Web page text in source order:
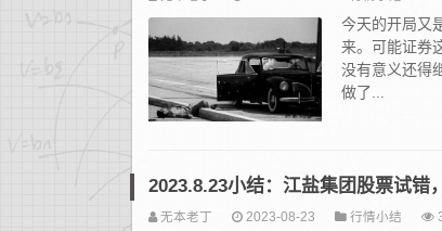
今天的开局又
来。可能证券
没有意义还得
做了...
2023.8.23小结：江盐集团股票试错
无本老丁 2023-08-23 行情小结